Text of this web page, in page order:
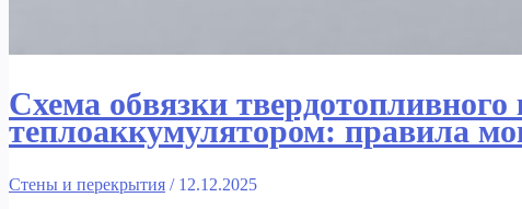
Схема обвязки твердотопливного
теплоаккумулятором: правила
Стены и перекрытия / 12.12.2025